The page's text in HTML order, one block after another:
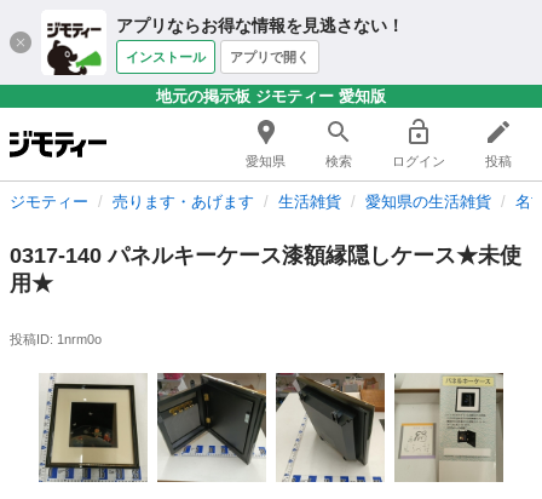
アプリならお得な情報を見逃さない！
インストール アプリで開く
地元の掲示板 ジモティー 愛知版
愛知県 検索 ログイン 投稿
ジモティー 売ります・あげます 生活雑貨 愛知県の生活雑貨 名
0317-140 パネルキーケース漆額縁隠しケース★未使
用★
投稿ID: 1nrm0o